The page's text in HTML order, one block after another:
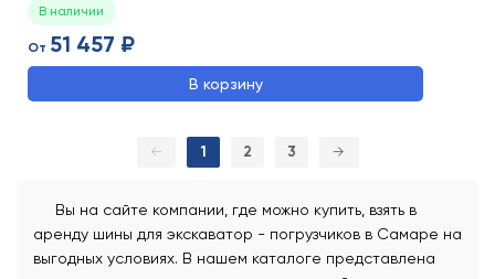
В наличии
От 51 457 ₽
В корзину
← 1 2 3 →
Вы на сайте компании, где можно купить, взять в
аренду шины для экскаватор - погрузчиков в Самаре на
выгодных условиях. В нашем каталоге представлена